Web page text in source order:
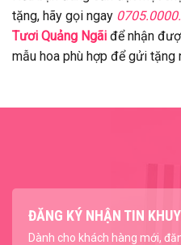
tặng, hãy gọi ngay
Tươi Quảng Ngãi để nhận
mẫu hoa phù hợp để gửi tặng
ĐĂNG KÝ NHẬN TIN
Dành cho khách hàng mới,